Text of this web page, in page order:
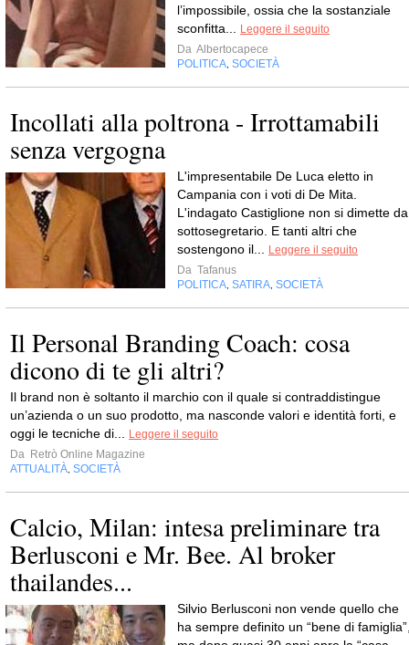
l’impossibile, ossia che la sostanziale
sconfitta...
Leggere il seguito
Da Albertocapece
POLITICA SOCIETÀ
Incollati alla poltrona - Irrottamabili
senza vergogna
L'impresentabile De Luca eletto in
Campania con i voti di De Mita.
L'indagato Castiglione non si dimette da
sottosegretario. E tanti altri che
sostengono il...
Leggere il seguito
Da Tafanus
POLITICA SATIRA SOCIETÀ
Il Personal Branding Coach: cosa
dicono di te gli altri?
Il brand non è soltanto il marchio con il quale si contraddistingue
un’azienda o un suo prodotto, ma nasconde valori e identità forti, e
oggi le tecniche di...
Leggere il seguito
Da Retrò Online Magazine
ATTUALITÀ SOCIETÀ
Calcio, Milan: intesa preliminare tra
Berlusconi e Mr. Bee. Al broker
thailandes...
Silvio Berlusconi non vende quello che
ha sempre definito un “bene di